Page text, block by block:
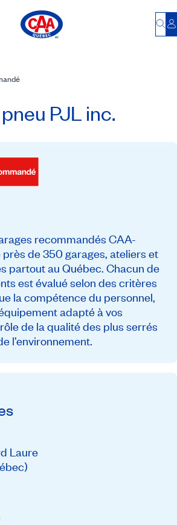
PJL inc.
recommandés CAA-
de 350 garages, ateliers et
partout au Québec. Chacun de
est évalué selon des critères
la compétence du personnel,
adapté à vos
de la qualité des plus serrés
l’environnement.
Laure